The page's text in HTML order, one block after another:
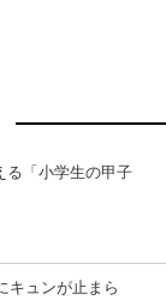
る「小学生の甲子
キュンが止まら